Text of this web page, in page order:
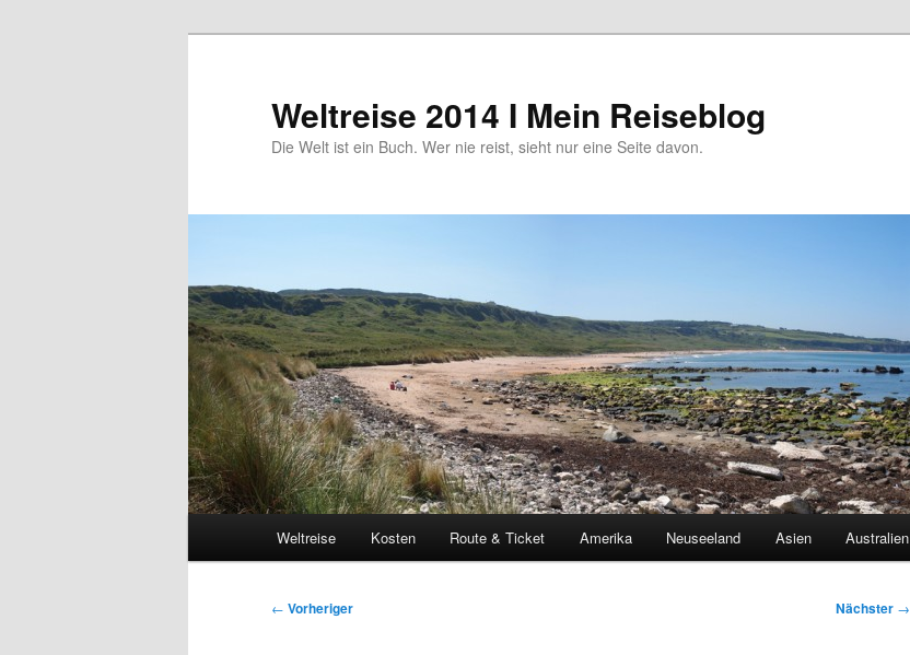
Weltreise 2014 I Mein Reiseblog
Die Welt ist ein Buch. Wer nie reist, sieht nur eine Seite davon.
Weltreise Kosten Route & Ticket Amerika Neuseeland Asien Australien
Beitragsnavigation
← Vorheriger Nächster →